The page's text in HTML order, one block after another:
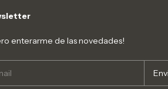
enterarme de las novedades!